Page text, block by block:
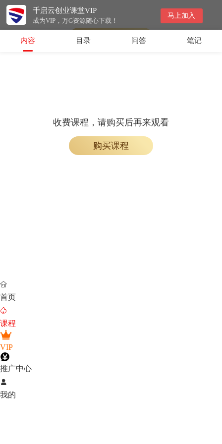
千启云创业课堂VIP
成为VIP，万G资源随心下载！
马上加入
会员专属课程，请开通会员后学习
内容 目录 问答 笔记
收费课程，请购买后再来观看
购买课程

首页

课程
VIP
推广中心

我的